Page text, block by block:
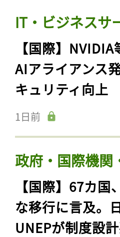
IT・ビジネスサ
【国際】
AIアライアンス
キュリティ向上
1日前
政府・国際機関
【国際】67カ
な移行に言及。
UNEPが制度設